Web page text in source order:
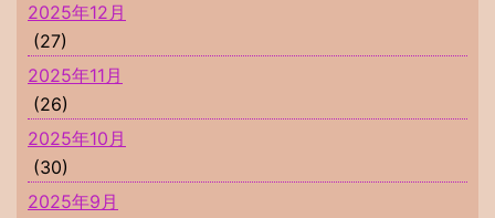
2025年12月
(27)
2025年11月
(26)
2025年10月
(30)
2025年9月